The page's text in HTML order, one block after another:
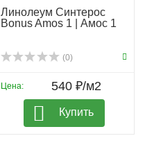
Линолеум Синтерос
Bonus Amos 1 | Амос 1
(0)
Цена: 540 ₽/м2
Купить